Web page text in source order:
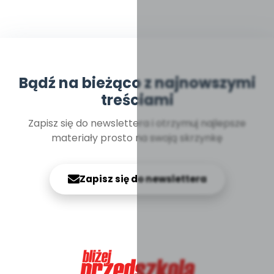
Bądź na bieżąco z najnowszymi
treściami
Zapisz się do newslettera i otrzymuj najlepsze
materiały prosto na swoją skrzynkę
Zapisz się do newslettera